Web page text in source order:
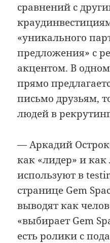
сравнений с
«уникального
предложения» с
акцентом. В
прямо
письмо друзьям,
людей в
— Аркадий
как «лидер» и
используют в
странице Gem
выводят как
«выбирает Gem
есть ролики с